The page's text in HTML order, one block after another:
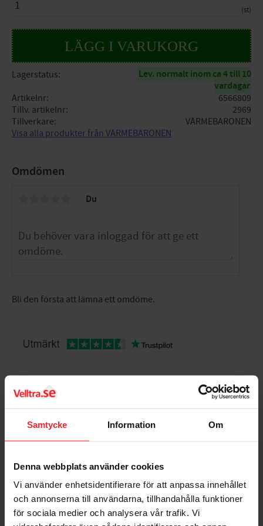
Samtycke Information Om
Denna webbplats använder cookies
Vi använder enhetsidentifierare för att anpassa innehållet
och annonserna till användarna, tillhandahålla funktioner
för sociala medier och analysera vår trafik. Vi
st
Lagerstatus
Lev. normalt inom ca 4 till 10
vardagar
Artikelnr
6566809
Tillv. artikelnr
2969
Tillverkare
VÄRMEBARONEN
Visa alla produkter från VÄRMEBARONEN
Omdömen
Du
Bli den första att lämna ett omdöme.
Populära produkter